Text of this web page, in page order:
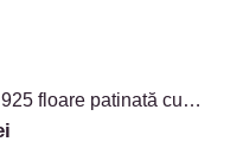
floare patinată cu